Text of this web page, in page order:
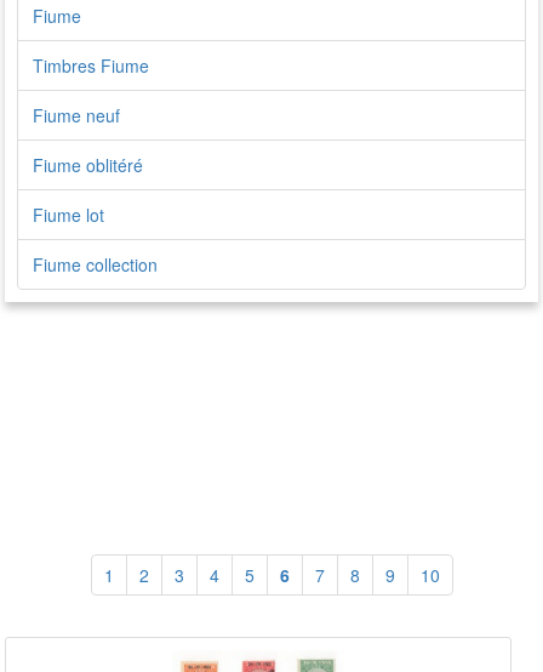
Fiume
Timbres Fiume
Fiume neuf
Fiume oblitéré
Fiume lot
Fiume collection
1 2 3 4 5 6 7 8 9 10